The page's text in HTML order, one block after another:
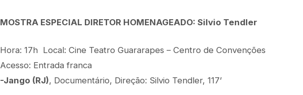
MOSTRA ESPECIAL DIRETOR HOMENAGEADO: Silvio Tendler
Hora: 17h Local: Cine Teatro Guararapes – Centro de Convenções
Acesso: Entrada franca
-Jango (RJ), Documentário, Direção: Silvio Tendler, 117’